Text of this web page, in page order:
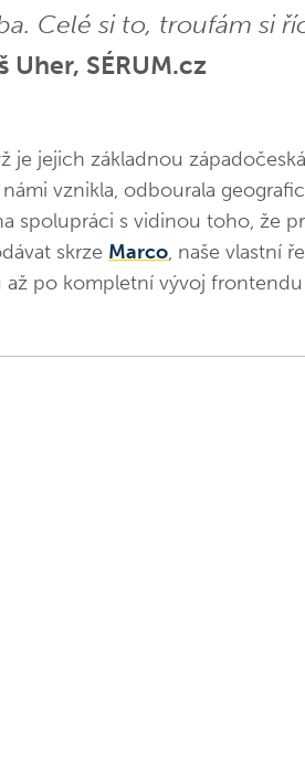
Celé si to, troufám si
Uher, SÉRUM.cz
je jejich základnou
vznikla, odbourala
spolupráci s vidinou toho, že
skrze Marco, naše vlastní
až po kompletní vývoj